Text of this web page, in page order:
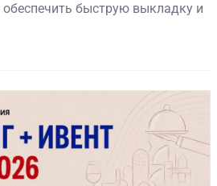
быструю выкладку и